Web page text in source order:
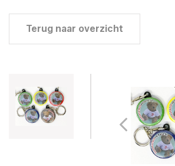
Terug naar overzicht